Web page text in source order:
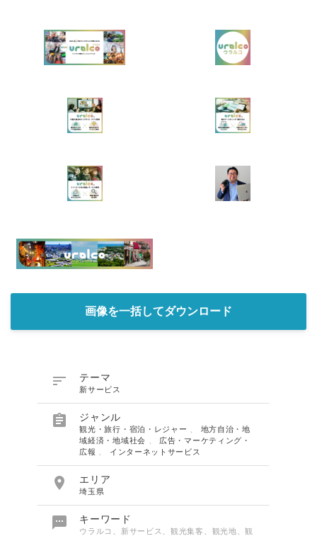
画像を一括してダウンロード
 テーマ
新サービス
 ジャンル
観光・旅行・宿泊・レジャー
地方自治・地
域経済・地域社会
広告・マーケティング・
広報
インターネットサービス
 エリア
埼玉県
 キーワード
ウラルコ、新サービス、観光集客、観光地、観